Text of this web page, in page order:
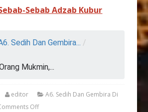
Sebab Adzab Kubur
Sedih Dan Gembira... /
Mukmin,...
editor
A6. Sedih Dan Gembira Di
Off